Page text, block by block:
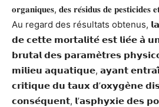
𝐨𝐫𝐠𝐚𝐧𝐢𝐪𝐮𝐞𝐬, 𝐝𝐞𝐬 𝐫𝐞́𝐬𝐢𝐝𝐮𝐬 𝐝𝐞 𝐩𝐞𝐬𝐭𝐢𝐜𝐢𝐝𝐞𝐬
Au regard des résultats obtenus,
𝗱𝗲 𝗰𝗲𝘁𝘁𝗲 𝗺𝗼𝗿𝘁𝗮𝗹𝗶𝘁𝗲́ 𝗲𝘀𝘁 𝗹𝗶𝗲́𝗲 𝗮̀
𝗯𝗿𝘂𝘁𝗮𝗹 𝗱𝗲𝘀 𝗽𝗮𝗿𝗮𝗺𝗲̀𝘁𝗿𝗲𝘀
𝗺𝗶𝗹𝗶𝗲𝘂 𝗮𝗾𝘂𝗮𝘁𝗶𝗾𝘂𝗲, 𝗮𝘆𝗮𝗻𝘁
𝗰𝗿𝗶𝘁𝗶𝗾𝘂𝗲 𝗱𝘂 𝘁𝗮𝘂𝘅 𝗱’𝗼𝘅𝘆𝗴𝗲̀𝗻𝗲
𝗰𝗼𝗻𝘀𝗲́𝗾𝘂𝗲𝗻𝘁, 𝗹’𝗮𝘀𝗽𝗵𝘆𝘅𝗶𝗲 𝗱𝗲𝘀